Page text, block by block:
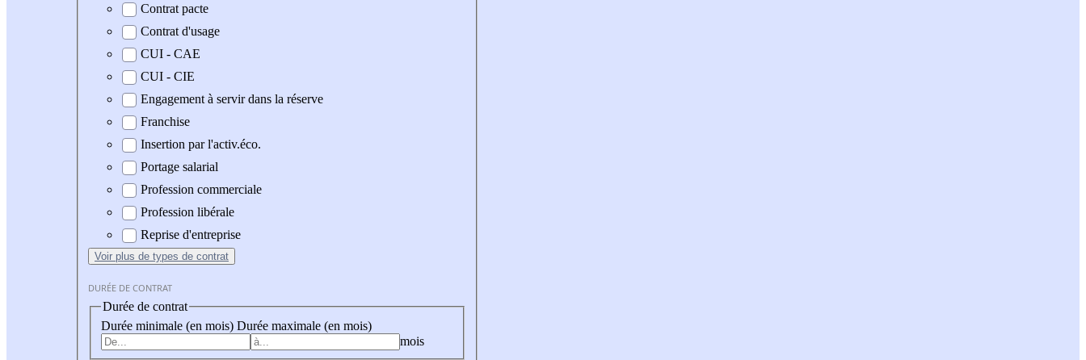
Contrat pacte
Contrat d'usage
CUI - CAE
CUI - CIE
Engagement à servir dans la réserve
Franchise
Insertion par l'activ.éco.
Portage salarial
Profession commerciale
Profession libérale
Reprise d'entreprise
Voir plus de types de contrat
DURÉE DE CONTRAT
Durée de contrat
Durée minimale (en mois) Durée maximale (en mois)
mois